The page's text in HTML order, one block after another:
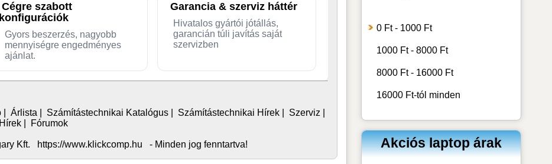
Cégre szabott
konfigurációk
Gyors beszerzés, nagyobb
mennyiségre engedményes
ajánlat.
Garancia & szerviz háttér
Hivatalos gyártói jótállás,
garancián túli javítás saját
szervizben
| Árlista Számítástechnikai Katalógus| Számítástechnikai Hírek| Szerviz
| Fórumok
Kft. https://www.klickcomp.hu - Minden jog fenntartva!
0 Ft - 1000 Ft
1000 Ft - 8000 Ft
8000 Ft - 16000 Ft
16000 Ft-tól minden
Akciós laptop árak